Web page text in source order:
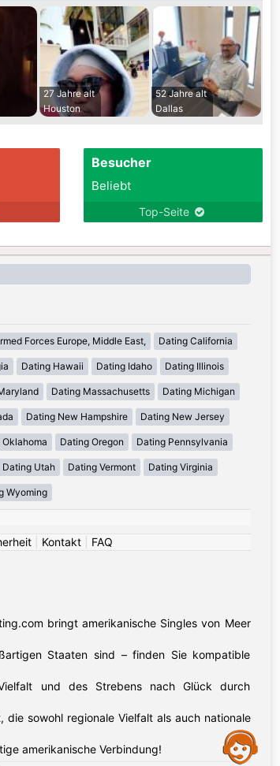
27 Jahre alt
Houston
52 Jahre alt
Dallas
Besucher
Beliebt
Top-Seite
Forces Europe, Middle East, Dating California
Dating Hawaii Dating Idaho Dating Illinois
Dating Massachusetts Dating Michigan
Dating New Hampshire Dating New Jersey
Dating Oregon Dating Pennsylvania
Dating Utah Dating Vermont Dating Virginia
Wyoming
Kontakt FAQ
bringt amerikanische Singles von Meer
Staaten sind – finden Sie kompatible
und des Strebens nach Glück durch
sowohl regionale Vielfalt als auch nationale
amerikanische Verbindung!